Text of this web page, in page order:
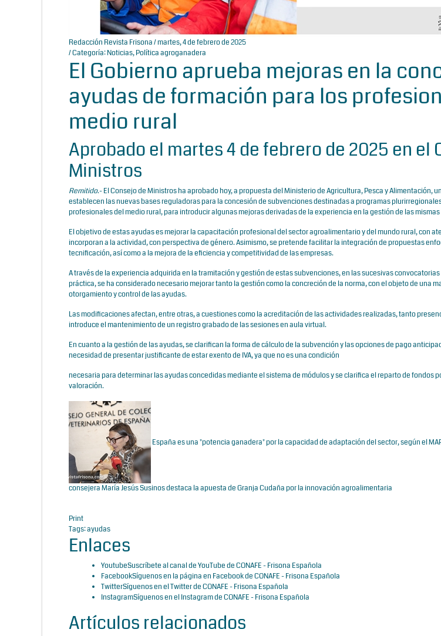
Redacción Revista Frisona/ martes, 4 de febrero de 2025
/ Categoría:Noticias,Política agroganadera
El Gobierno aprueba mejoras en la
ayudas de formación para los
medio rural
Aprobado el martes 4 de febrero de 2025 en el
Ministros
Remitido.- El Consejo de Ministros ha aprobado hoy, a propuesta del Ministerio de Agricultura, Pesca y Alimentación,
establecen las nuevas bases reguladoras para la concesión de subvenciones destinadas a programas
profesionales del medio rural, para introducir algunas mejoras derivadas de la experiencia en la gestión de las
El objetivo de estas ayudas es mejorar la capacitación profesional del sector agroalimentario y del mundo rural, con
incorporan a la actividad, con perspectiva de género. Asimismo, se pretende facilitar la integración de propuestas
tecnificación, así como a la mejora de la eficiencia y competitividad de las empresas.
A través de la experiencia adquirida en la tramitación y gestión de estas subvenciones, en las sucesivas
práctica, se ha considerado necesario mejorar tanto la gestión como la concreción de la norma, con el objeto de una
otorgamiento y control de las ayudas.
Las modificaciones afectan, entre otras, a cuestiones como la acreditación de las actividades realizadas, tanto
introduce el mantenimiento de un registro grabado de las sesiones en aula virtual.
En cuanto a la gestión de las ayudas, se clarifican la forma de cálculo de la subvención y las opciones de pago
necesidad de presentar justificante de estar exento de IVA, ya que no es una condición
necesaria para determinar las ayudas concedidas mediante el sistema de módulos y se clarifica el reparto de fondos
valoración.
España es una "potencia ganadera" por la capacidad de adaptación del sector, según el
consejera María Jesús Susinos destaca la apuesta de Granja Cudaña por la innovación agroalimentaria
Print
Tags:ayudas
Enlaces
YoutubeSuscríbete al canal de YouTube de CONAFE - Frisona Española
FacebookSíguenos en la página en Facebook de CONAFE - Frisona Española
TwitterSíguenos en el Twitter de CONAFE - Frisona Española
InstagramSíguenos en el Instagram de CONAFE - Frisona Española
Artículos relacionados